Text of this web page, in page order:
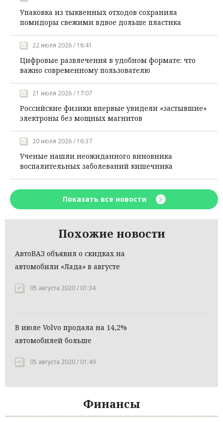
Упаковка из тыквенных отходов сохранила
помидоры свежими вдвое дольше пластика
22 июля 2026 / 16:41
Цифровые развлечения в удобном формате: что
важно современному пользователю
21 июля 2026 / 17:07
Российские физики впервые увидели «застывшие»
электроны без мощных магнитов
20 июля 2026 / 16:37
Ученые нашли неожиданного виновника
воспалительных заболеваний кишечника
Показать все новости
Похожие новости
АвтоВАЗ объявил о скидках на
автомобили «Лада» в августе
05 августа 2020 / 01:34
В июле Volvo продала на 14,2%
автомобилей больше
05 августа 2020 / 01:49
Финансы